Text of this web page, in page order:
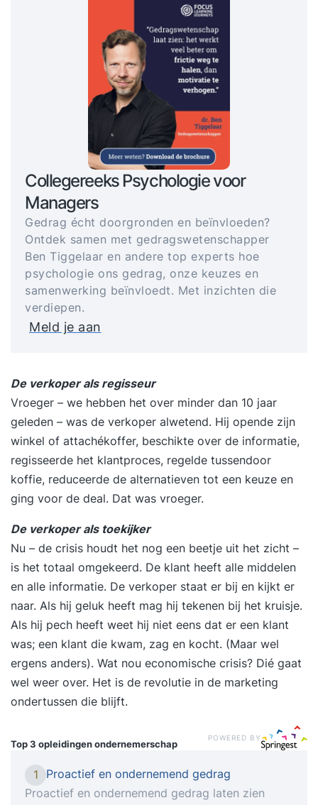
Collegereeks Psychologie voor
Managers
Gedrag écht doorgronden en beïnvloeden?
Ontdek samen met gedragswetenschapper
Ben Tiggelaar en andere top experts hoe
psychologie ons gedrag, onze keuzes en
samenwerking beïnvloedt. Met inzichten die
verdiepen.
Meld je aan
De verkoper als regisseur
Vroeger – we hebben het over minder dan 10 jaar
geleden – was de verkoper alwetend. Hij opende zijn
winkel of attachékoffer, beschikte over de informatie,
regisseerde het klantproces, regelde tussendoor
koffie, reduceerde de alternatieven tot een keuze en
ging voor de deal. Dat was vroeger.
De verkoper als toekijker
Nu – de crisis houdt het nog een beetje uit het zicht –
is het totaal omgekeerd. De klant heeft alle middelen
en alle informatie. De verkoper staat er bij en kijkt er
naar. Als hij geluk heeft mag hij tekenen bij het kruisje.
Als hij pech heeft weet hij niet eens dat er een klant
was; een klant die kwam, zag en kocht. (Maar wel
ergens anders). Wat nou economische crisis? Dié gaat
wel weer over. Het is de revolutie in de marketing
ondertussen die blijft.
Top 3 opleidingenondernemerschap
POWERED BY
1
Proactief en ondernemend gedrag
Proactief en ondernemend gedrag laten zien